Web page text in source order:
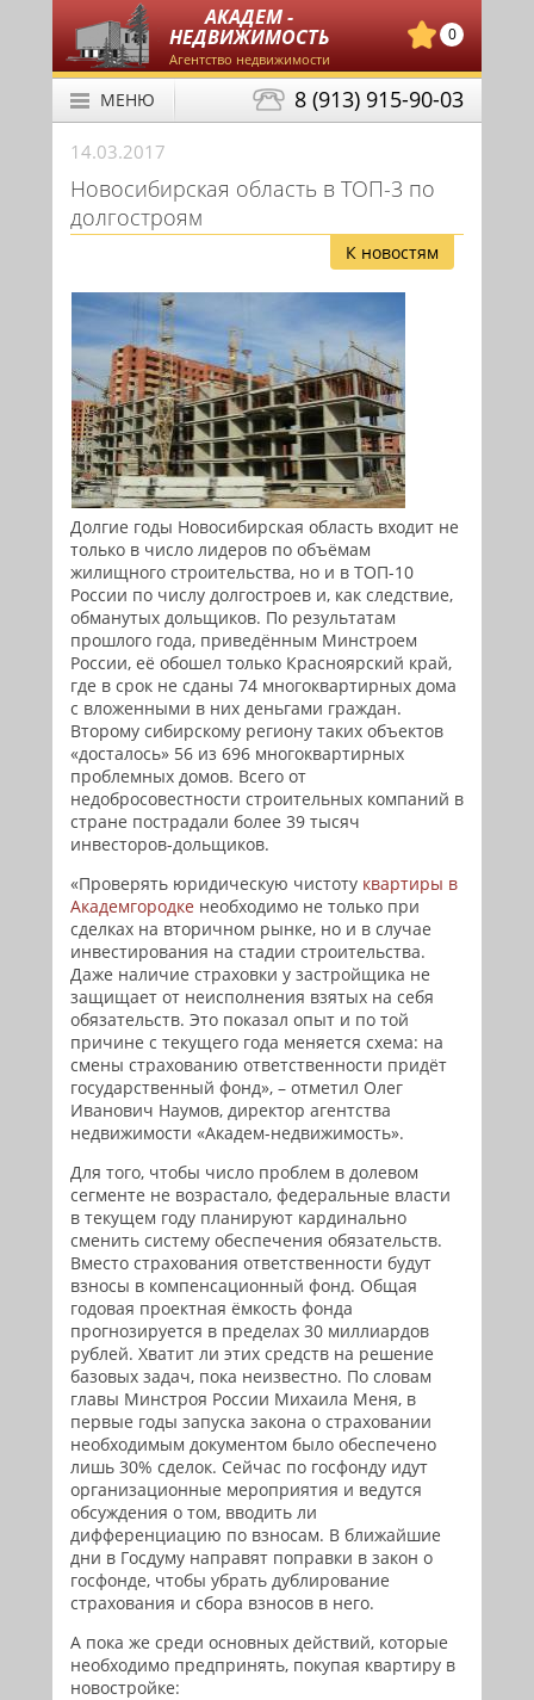
АКАДЕМ -
НЕДВИЖИМОСТЬ
Агентство недвижимости
0
8 (913) 915-90-03
МЕНЮ
14.03.2017
Новосибирская область в ТОП-3 по
долгостроям
К новостям
Долгие годы Новосибирская область входит не
только в число лидеров по объёмам
жилищного строительства, но и в ТОП-10
России по числу долгостроев и, как следствие,
обманутых дольщиков. По результатам
прошлого года, приведённым Минстроем
России, её обошел только Красноярский край,
где в срок не сданы 74 многоквартирных дома
с вложенными в них деньгами граждан.
Второму сибирскому региону таких объектов
«досталось» 56 из 696 многоквартирных
проблемных домов. Всего от
недобросовестности строительных компаний в
стране пострадали более 39 тысяч
инвесторов-дольщиков.
«Проверять юридическую чистоту квартиры в
Академгородке необходимо не только при
сделках на вторичном рынке, но и в случае
инвестирования на стадии строительства.
Даже наличие страховки у застройщика не
защищает от неисполнения взятых на себя
обязательств. Это показал опыт и по той
причине с текущего года меняется схема: на
смены страхованию ответственности придёт
государственный фонд», – отметил Олег
Иванович Наумов, директор агентства
недвижимости «Академ-недвижимость».
Для того, чтобы число проблем в долевом
сегменте не возрастало, федеральные власти
в текущем году планируют кардинально
сменить систему обеспечения обязательств.
Вместо страхования ответственности будут
взносы в компенсационный фонд. Общая
годовая проектная ёмкость фонда
прогнозируется в пределах 30 миллиардов
рублей. Хватит ли этих средств на решение
базовых задач, пока неизвестно. По словам
главы Минстроя России Михаила Меня, в
первые годы запуска закона о страховании
необходимым документом было обеспечено
лишь 30% сделок. Сейчас по госфонду идут
организационные мероприятия и ведутся
обсуждения о том, вводить ли
дифференциацию по взносам. В ближайшие
дни в Госдуму направят поправки в закон о
госфонде, чтобы убрать дублирование
страхования и сбора взносов в него.
А пока же среди основных действий, которые
необходимо предпринять, покупая квартиру в
новостройке: